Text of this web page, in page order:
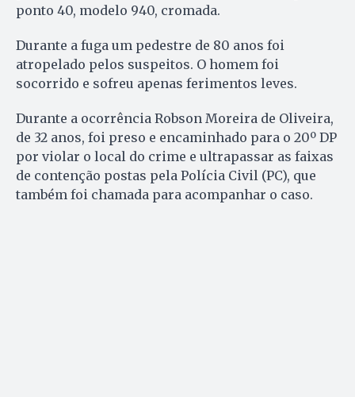
ponto 40, modelo 940, cromada.
Durante a fuga um pedestre de 80 anos foi
atropelado pelos suspeitos. O homem foi
socorrido e sofreu apenas ferimentos leves.
Durante a ocorrência Robson Moreira de Oliveira,
de 32 anos, foi preso e encaminhado para o 20º DP
por violar o local do crime e ultrapassar as faixas
de contenção postas pela Polícia Civil (PC), que
também foi chamada para acompanhar o caso.